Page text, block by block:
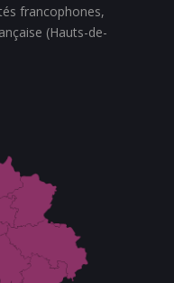
francophones,
(Hauts-de-